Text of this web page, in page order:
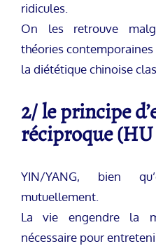
ridicules.
On les retrouve
théories
la diététique chinoise
2/ le principe
réciproque
YIN/YANG, bien
mutuellement.
La vie engendre la
nécessaire pour